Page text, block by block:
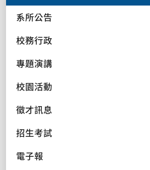
系所公告
校務行政
專題演講
校園活動
徵才訊息
招生考試
電子報